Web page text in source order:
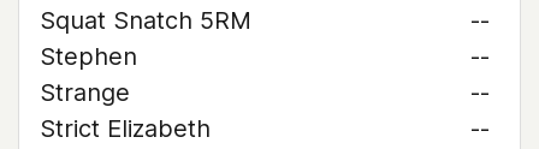
Squat Snatch 5RM
--
Stephen
--
Strange
--
Strict Elizabeth
--